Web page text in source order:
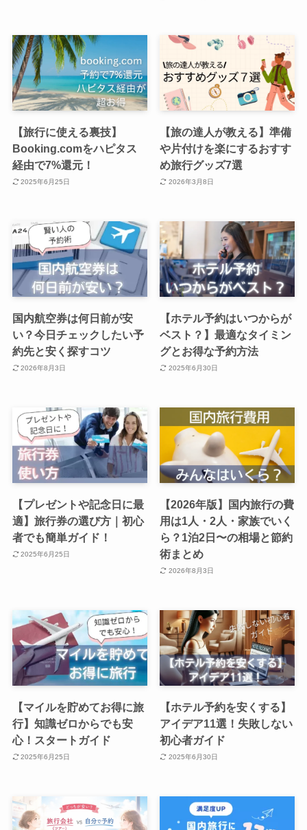
【旅行に使える裏技】
Booking.comをハピタス
経由で7%還元！
2025年6月25日
【旅の達人が教える】準備
や片付けを楽にするおすす
め旅行グッズ7選
2026年3月8日
国内航空券は何日前が安
い？今日チェックしたい予
約先と安く探すコツ
2026年8月3日
【ホテル予約はいつからが
ベスト？】最適なタイミン
グとお得な予約方法
2025年6月30日
【プレゼントや記念日に最
適】旅行券の選び方｜初心
者でも簡単ガイド！
2025年6月25日
【2026年版】国内旅行の費
用は1人・2人・家族でいく
ら？1泊2日〜の相場と節約
術まとめ
2026年8月3日
【マイルを貯めてお得に旅
行】知識ゼロからでも安
心！スタートガイド
2025年6月25日
【ホテル予約を安くする】
アイデア11選！失敗しない
初心者ガイド
2025年6月30日